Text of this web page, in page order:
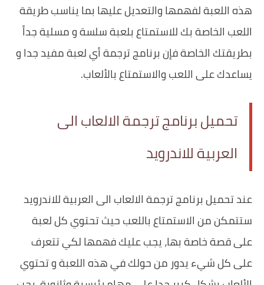
هذه اللعبة لفهمها والتعديل عليها بما يناسب طريقة
اللعب الخاصة بك للاستمتاع بلعبة سلسة و مسلية جداً
بطريقتك الخاصة فإن برنامج ترجمة أي لعبة مفيد جدا و
‏يساعدك على اللعب والاستمتاع بالألعاب.
تحميل برنامج ترجمة الالعاب الى
العربية للاندرويد
‏عند تحميل برنامج ترجمة الالعاب الى العربية للاندرويد
ستتمكن من الاستمتاع باللعب حيث تحتوي كل لعبة
على قصة خاصة بها، يجب عليك فهمها لكي تتعرف
على كل شيء يدور من حولك في هذه اللعبة و تحتوي